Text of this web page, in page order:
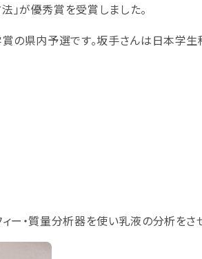
が優秀賞を受賞しました。
の県内予選です。坂手さんは日本学
ー・質量分析器を使い乳液の分析をさ